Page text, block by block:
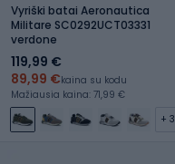
Vyriški batai Aeronautica
Militare SC0292UCT03331
verdone
119,99 €
89,99 €kaina su kodu
Mažiausia kaina: 71,99 €
+ 3